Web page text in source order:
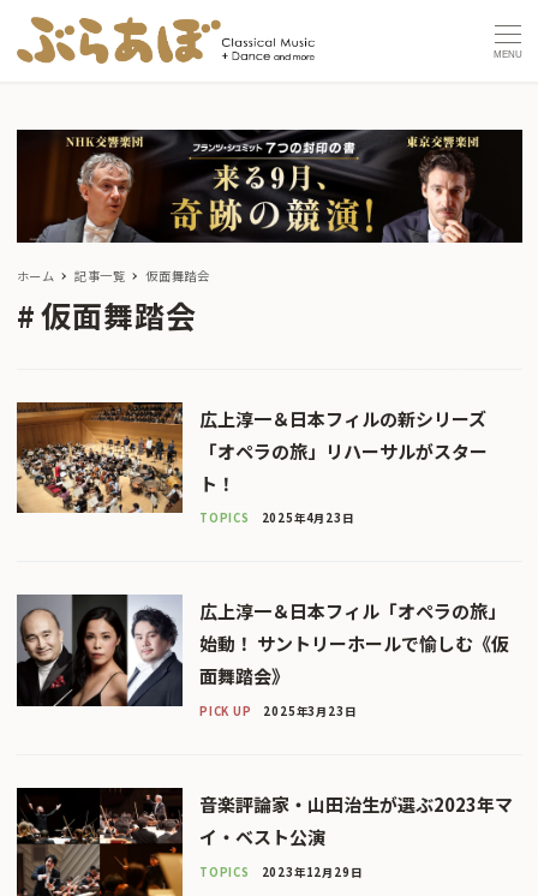
MENU
ホーム 記事一覧 仮面舞踏会
仮面舞踏会
広上淳一＆日本フィルの新シリーズ
「オペラの旅」リハーサルがスター
ト！
TOPICS 2025年4月23日
広上淳一＆日本フィル「オペラの旅」
始動！ サントリーホールで愉しむ《仮
面舞踏会》
PICK UP 2025年3月23日
音楽評論家・山田治生が選ぶ2023年マ
イ・ベスト公演
TOPICS 2023年12月29日